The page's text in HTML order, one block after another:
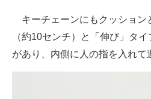
キーチェーンにもクッション
（約10センチ）と「伸び」タ
があり、内側に人の指を入れて